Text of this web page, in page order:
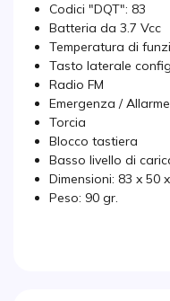
Codici "DQT": 83
Batteria da 3.7 Vcc
Temperatura di
Tasto laterale
Radio FM
Emergenza / Allarme
Torcia
Blocco tastiera
Basso livello di
Dimensioni: 83 x 50
Peso: 90 gr.